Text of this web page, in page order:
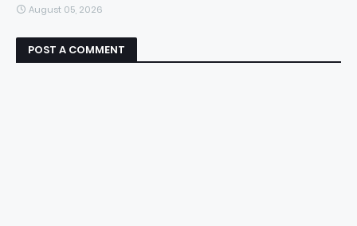
August 05, 2026
POST A COMMENT